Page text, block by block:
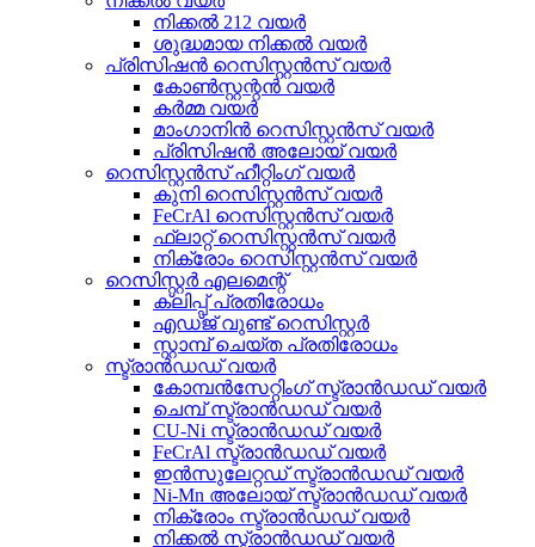
നിക്കൽ 212 വയർ
ശുദ്ധമായ നിക്കൽ വയർ
പ്രിസിഷൻ റെസിസ്റ്റൻസ് വയർ
കോൺസ്റ്റന്റൻ വയർ
കർമ്മ വയർ
മാംഗാനിൻ റെസിസ്റ്റൻസ് വയർ
പ്രിസിഷൻ അലോയ് വയർ
റെസിസ്റ്റൻസ് ഹീറ്റിംഗ് വയർ
കുനി റെസിസ്റ്റൻസ് വയർ
FeCrAl റെസിസ്റ്റൻസ് വയർ
ഫ്ലാറ്റ് റെസിസ്റ്റൻസ് വയർ
നിക്രോം റെസിസ്റ്റൻസ് വയർ
റെസിസ്റ്റർ എലമെന്റ്
ക്ലിപ്പ് പ്രതിരോധം
എഡ്ജ് വുണ്ട് റെസിസ്റ്റർ
സ്റ്റാമ്പ് ചെയ്ത പ്രതിരോധം
സ്ട്രാൻഡഡ് വയർ
കോമ്പൻസേറ്റിംഗ് സ്ട്രാൻഡഡ് വയർ
ചെമ്പ് സ്ട്രാൻഡഡ് വയർ
CU-Ni സ്ട്രാൻഡഡ് വയർ
FeCrAl സ്ട്രാൻഡഡ് വയർ
ഇൻസുലേറ്റഡ് സ്ട്രാൻഡഡ് വയർ
Ni-Mn അലോയ് സ്ട്രാൻഡഡ് വയർ
നിക്രോം സ്ട്രാൻഡഡ് വയർ
നിക്കൽ സ്ട്രാൻഡഡ് വയർ